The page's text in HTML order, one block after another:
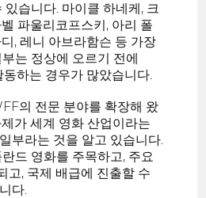
습니다. 마이클 하네케, 크
파울리코프스키, 아리 폴
, 레니 아브라함슨 등 가장
는 정상에 오르기 전에
하는 경우가 많았습니다.
의 전문 분야를 확장해 왔
가 세계 영화 산업이라는
부라는 것을 알고 있습니다.
드 영화를 주목하고, 주요
고, 국제 배급에 진출할 수
다.